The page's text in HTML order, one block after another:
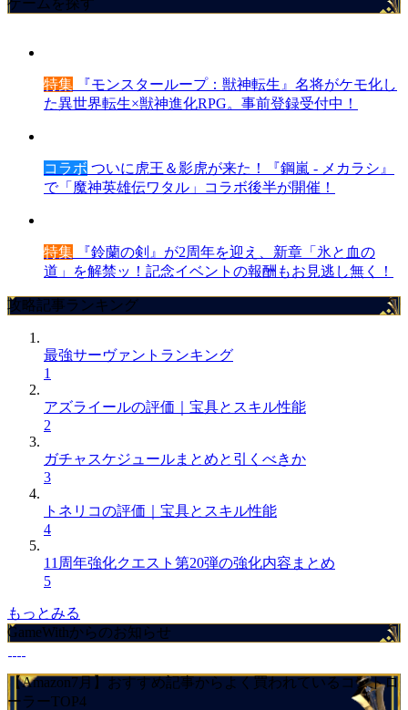
特集 『モンスターループ：獣神転生』名将がケモ化し
た異世界転生×獣神進化RPG。事前登録受付中！
コラボ ついに虎王＆影虎が来た！『鋼嵐 - メカラシ』
で「魔神英雄伝ワタル」コラボ後半が開催！
特集 『鈴蘭の剣』が2周年を迎え、新章「氷と血の
道」を解禁ッ！記念イベントの報酬もお見逃し無く！
攻略記事ランキング
最強サーヴァントランキング
1
アズライールの評価｜宝具とスキル性能
2
ガチャスケジュールまとめと引くべきか
3
トネリコの評価｜宝具とスキル性能
4
11周年強化クエスト第20弾の強化内容まとめ
5
もっとみる
GameWithからのお知らせ
【Amazon7月】おすすめ記事からよく買われているコントロ
ーラーTOP4